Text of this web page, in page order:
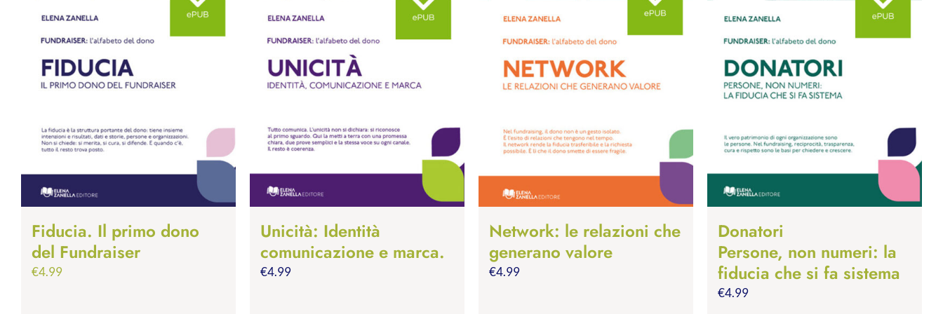
Fiducia. Il primo dono
del Fundraiser
€4.99
Unicità: Identità
comunicazione e marca.
€4.99
Network: le relazioni che
generano valore
€4.99
Donatori
Persone, non numeri: la
fiducia che si fa sistema
€4.99